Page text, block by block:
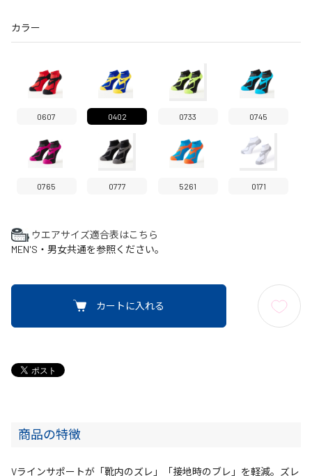
カラー
0607 0402 0733 0745
0765 0777 5261 0171
ウエアサイズ適合表はこちら
MEN'S・男女共通を参照ください。
カートに入れる
商品の特徴
Vラインサポートが「靴内のズレ」「接地時のブレ」を軽減。ズレ